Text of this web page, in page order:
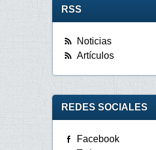
RSS
Noticias
Artículos
REDES SOCIALES
Facebook